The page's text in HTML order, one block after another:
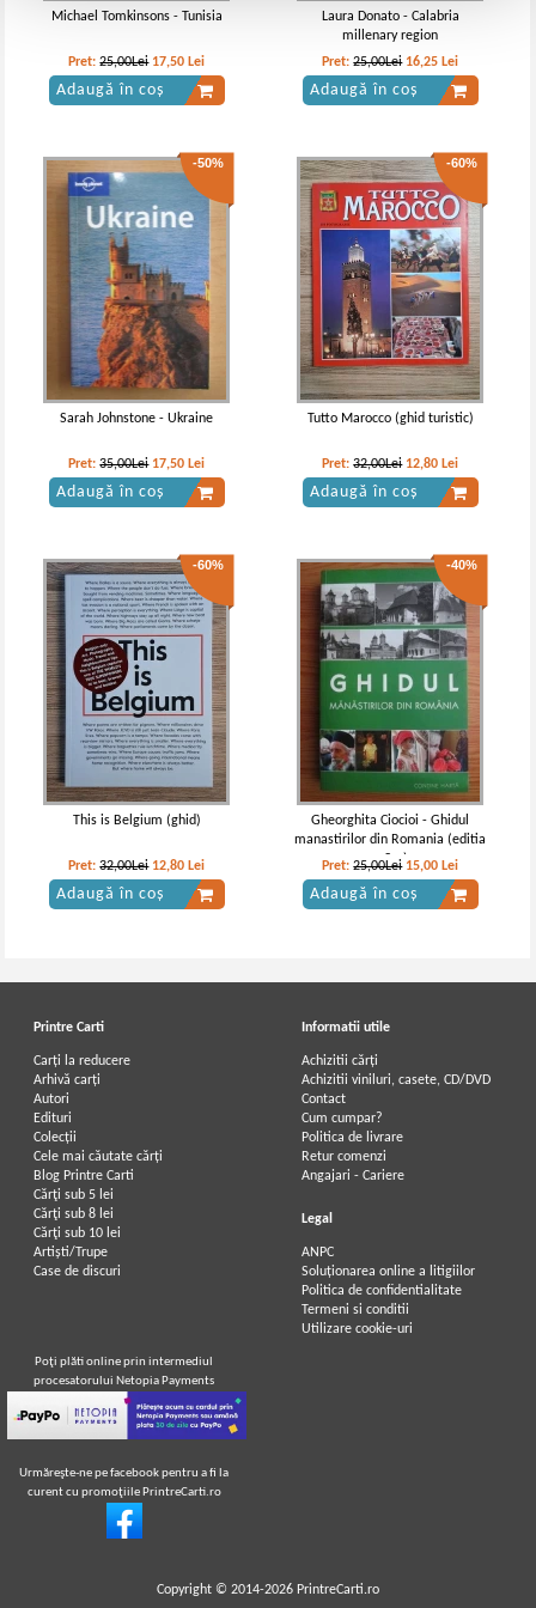
Michael Tomkinsons - Tunisia
Pret:25,00Lei 17,50 Lei
Adaugă în coș
Laura Donato - Calabria
millenary region
Pret:25,00Lei 16,25 Lei
Adaugă în coș
-50%
Sarah Johnstone - Ukraine
Pret:35,00Lei 17,50 Lei
Adaugă în coș
-60%
Tutto Marocco (ghid turistic)
Pret:32,00Lei 12,80 Lei
Adaugă în coș
-60%
This is Belgium (ghid)
Pret:32,00Lei 12,80 Lei
Adaugă în coș
-40%
Gheorghita Ciocioi - Ghidul
manastirilor din Romania (editia
a 3-a)
Pret:25,00Lei 15,00 Lei
Adaugă în coș
Printre Carti
Carți la reducere
Arhivă carți
Autori
Edituri
Colecții
Cele mai căutate cărți
Blog Printre Carti
Cărţi sub 5 lei
Cărţi sub 8 lei
Cărţi sub 10 lei
Artiști/Trupe
Case de discuri
Informatii utile
Achizitii cărți
Achizitii viniluri, casete, CD/DVD
Contact
Cum cumpar?
Politica de livrare
Retur comenzi
Angajari - Cariere
Legal
ANPC
Soluționarea online a litigiilor
Politica de confidentialitate
Termeni si conditii
Utilizare cookie-uri
Poţi plăti online prin intermediul
procesatorului Netopia Payments
Urmăreşte-ne pe facebook pentru a fi la
curent cu promoţiile PrintreCarti.ro
Copyright © 2014-2026 PrintreCarti.ro